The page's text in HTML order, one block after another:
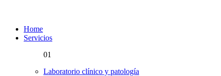
Home
Servicios
01
Laboratorio clínico y patología